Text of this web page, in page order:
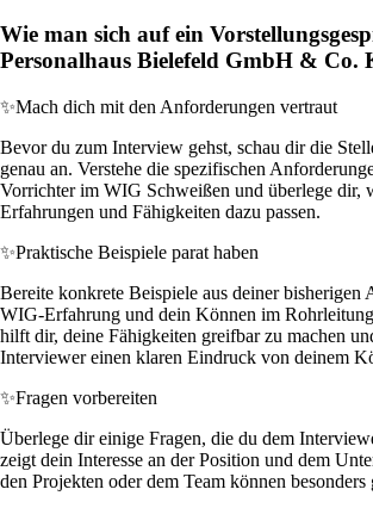
Wie man sich auf ein
Personalhaus Bielefeld GmbH & Co.
✨Mach dich mit den Anforderungen vertraut
Bevor du zum Interview gehst, schau dir die
genau an. Verstehe die spezifischen
Vorrichter im WIG Schweißen und überlege dir,
Erfahrungen und Fähigkeiten dazu passen.
✨Praktische Beispiele parat haben
Bereite konkrete Beispiele aus deiner bisherigen
WIG-Erfahrung und dein Können im
hilft dir, deine Fähigkeiten greifbar zu machen
Interviewer einen klaren Eindruck von deinem
✨Fragen vorbereiten
Überlege dir einige Fragen, die du dem
zeigt dein Interesse an der Position und dem
den Projekten oder dem Team können besonders